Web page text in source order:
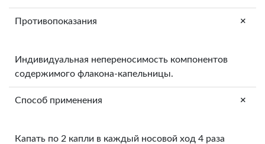
Противопоказания +
Индивидуальная непереносимость компонентов
содержимого флакона-капельницы.
Способ применения +
Капать по 2 капли в каждый носовой ход 4 раза